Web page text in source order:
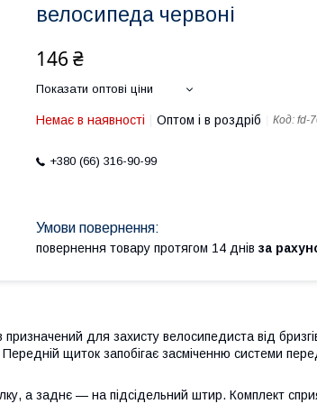
велосипеда червоні
146 ₴
Показати оптові ціни
Немає в наявності Оптом і в роздріб Код: fd-
+380 (66) 316-90-99
повернення товару протягом 14 днів за
для захисту велосипедиста від
Передній щиток запобігає засміченню системи
а заднє — на підсідельний штир. Комплект